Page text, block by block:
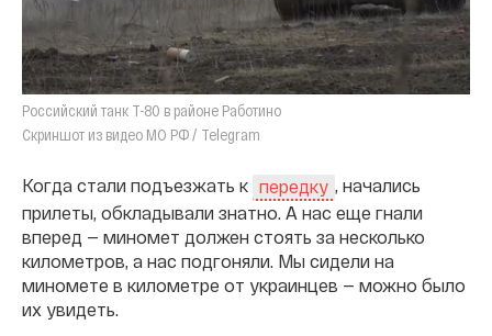
Российский танк Т-80 в районе Работино
Скриншот из видео МО РФ / Telegram
Когда стали подъезжать к передку , начались
прилеты, обкладывали знатно. А нас еще гнали
вперед — миномет должен стоять за несколько
километров, а нас подгоняли. Мы сидели на
миномете в километре от украинцев — можно было
их увидеть.